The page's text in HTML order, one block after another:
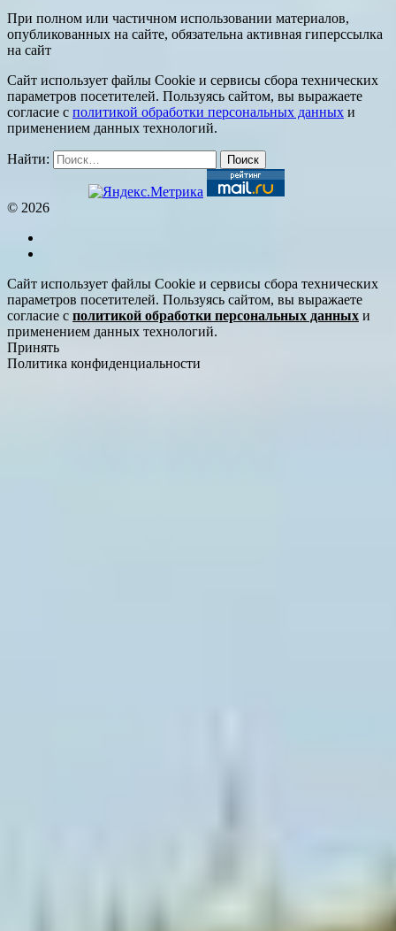
При полном или частичном использовании материалов,
опубликованных на сайте, обязательна активная гиперссылка
на сайт
Сайт использует файлы Cookie и сервисы сбора технических
параметров посетителей. Пользуясь сайтом, вы выражаете
согласие с политикой обработки персональных данных и
применением данных технологий.
Найти:
© 2026
Сайт использует файлы Cookie и сервисы сбора технических
параметров посетителей. Пользуясь сайтом, вы выражаете
согласие с политикой обработки персональных данных и
применением данных технологий.
Принять
Политика конфиденциальности